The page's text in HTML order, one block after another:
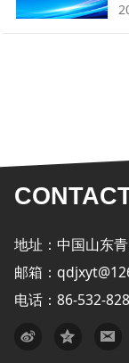
地址：中国山东
邮箱：
电话：86-532-